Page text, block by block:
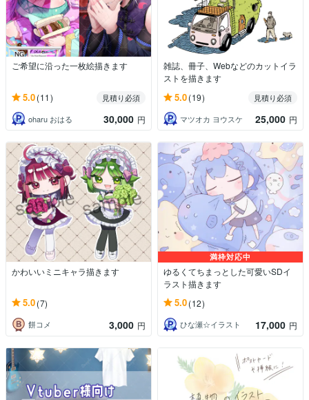
ご希望に沿った一枚絵描きます
5.0(11)
見積り必須
oharu おはる
30,000 円
雑誌、冊子、Webなどのカットイラ
ストを描きます
5.0(19)
見積り必須
マツオカ ヨウスケ
25,000 円
かわいいミニキャラ描きます
5.0(7)
餅コメ 3,000 円
満枠対応中
ゆるくてちまっとした可愛いSDイ
ラスト描きます
5.0(12)
ひな瀬☆イラスト 17,000 円